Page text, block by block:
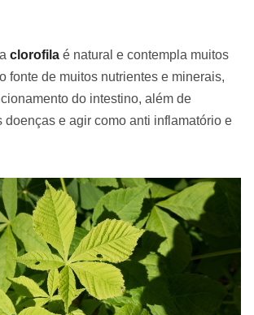
clorofila é natural e contempla muitos
fonte de muitos nutrientes e minerais,
do intestino, além de
doenças e agir como anti inflamatório e